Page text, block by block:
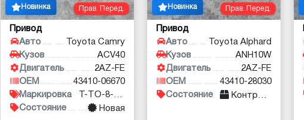
Прав. Перед.
Новинка
Привод
Авто
Toyota Camry
Кузов
ACV40
Двигатель
2AZ-FE
OEM
43410-06670
Маркировка
T-TO-8-049A
Состояние
Новая
Прав. Перед.
Новинка
Привод
Авто
Toyota Alphard
Кузов
ANH10W
Двигатель
2AZ-FE
OEM
43410-28030
Состояние
Контракт